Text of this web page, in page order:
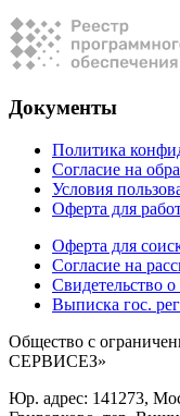
Документы
Политика
Согласие на
Условия
Оферта для
Оферта для
Согласие на
Свидетельство
Выписка гос.
Общество с
СЕРВИСЕЗ»
Юр. адрес: 141273,